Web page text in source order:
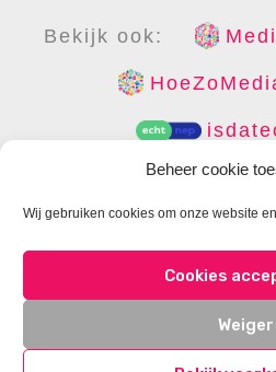
Beheer cookie
Wij gebruiken cookies om onze website
Cookies
Weiger
Bekijk ook:
DISCLAIMER
CONTACT